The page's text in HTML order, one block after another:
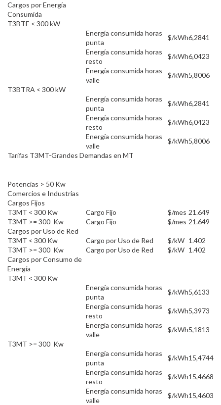
Cargos por Energía
Consumida
T3BTE < 300 kW
Energía consumida horas
punta
$/kWh6,2841
Energía consumida horas
resto
$/kWh6,0423
Energía consumida horas
valle
$/kWh5,8006
T3BTRA < 300 kW
Energía consumida horas
punta
$/kWh6,2841
Energía consumida horas
resto
$/kWh6,0423
Energía consumida horas
valle
$/kWh5,8006
Tarifas T3MT-Grandes Demandas en MT
Potencias > 50 Kw
Comercios e Industrias
Cargos Fijos
T3MT < 300 Kw
Cargo Fijo $/mes 21.649
T3MT >= 300 Kw
Cargo Fijo $/mes 21.649
Cargos por Uso de Red
T3MT < 300 Kw
Cargo por Uso de Red $/kW 1.402
T3MT >= 300 Kw
Cargo por Uso de Red $/kW 1.402
Cargos por Consumo de
Energía
T3MT < 300 Kw
Energía consumida horas
punta
$/kWh5,6133
Energía consumida horas
resto
$/kWh5,3973
Energía consumida horas
valle
$/kWh5,1813
T3MT >= 300 Kw
Energía consumida horas
punta
$/kWh15,4744
Energía consumida horas
resto
$/kWh15,4668
Energía consumida horas
valle
$/kWh15,4603